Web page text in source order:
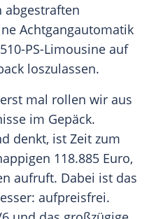
abgestraften
Achtgangautomatik
PS-Limousine auf
loszulassen.
mal rollen wir aus
im Gepäck.
denkt, ist Zeit zum
118.885 Euro,
aufruft. Dabei ist das
aufpreisfrei.